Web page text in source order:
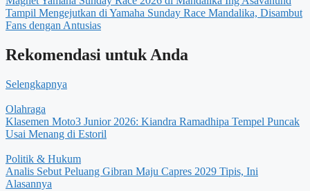
Tampil Mengejutkan di Yamaha Sunday Race Mandalika, Disambut
Fans dengan Antusias
Rekomendasi untuk Anda
Selengkapnya
Olahraga
Klasemen Moto3 Junior 2026: Kiandra Ramadhipa Tempel Puncak
Usai Menang di Estoril
Politik & Hukum
Analis Sebut Peluang Gibran Maju Capres 2029 Tipis, Ini
Alasannya